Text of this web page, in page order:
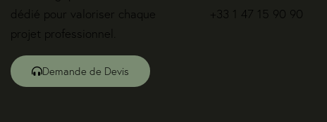
dédié pour valoriser chaque
projet professionnel.
Demande de Devis
+33 1 47 15 90 90